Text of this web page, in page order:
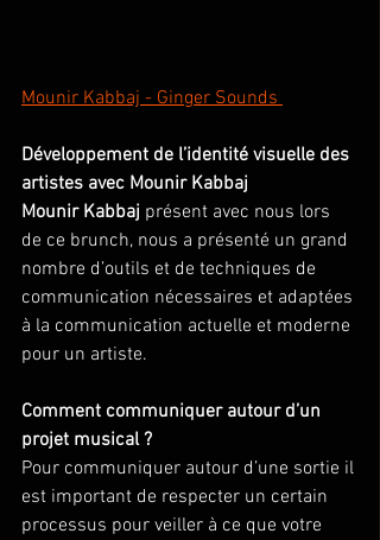
Mounir Kabbaj - Ginger Sounds
Développement de l’identité visuelle des
artistes avec Mounir Kabbaj
Mounir Kabbaj présent avec nous lors
de ce brunch, nous a présenté un grand
nombre d’outils et de techniques de
communication nécessaires et adaptées
à la communication actuelle et moderne
pour un artiste.
Comment communiquer autour d’un
projet musical ?
Pour communiquer autour d’une sortie il
est important de respecter un certain
processus pour veiller à ce que votre